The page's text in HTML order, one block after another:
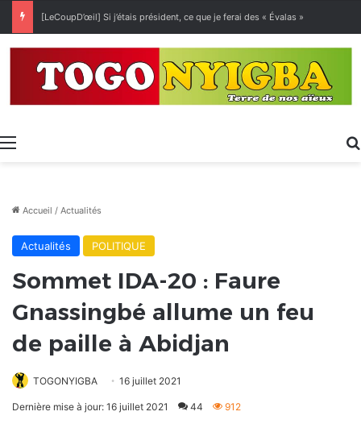
[LeCoupD’œil] Si j’étais président, ce que je ferai des « Évalas »
Menu
Accueil / Actualités
Actualités POLITIQUE
Sommet IDA-20 : Faure
Gnassingbé allume un feu
de paille à Abidjan
TOGONYIGBA 16 juillet 2021
Dernière mise à jour: 16 juillet 2021 44 912